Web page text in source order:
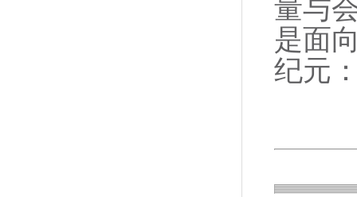
量与
是面
纪元